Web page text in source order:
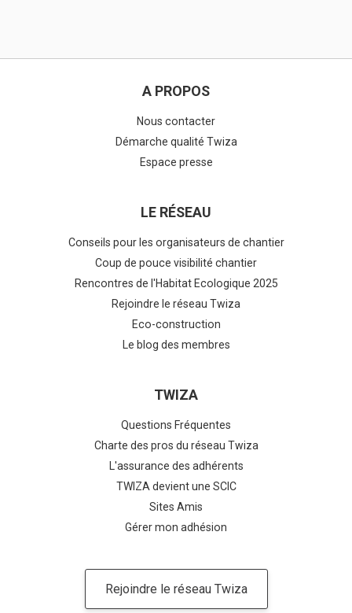
A PROPOS
Nous contacter
Démarche qualité Twiza
Espace presse
LE RÉSEAU
Conseils pour les organisateurs de chantier
Coup de pouce visibilité chantier
Rencontres de l'Habitat Ecologique 2025
Rejoindre le réseau Twiza
Eco-construction
Le blog des membres
TWIZA
Questions Fréquentes
Charte des pros du réseau Twiza
L'assurance des adhérents
TWIZA devient une SCIC
Sites Amis
Gérer mon adhésion
Rejoindre le réseau Twiza